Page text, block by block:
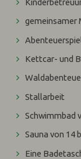
gemeinsamer
Kettcar- und
Stallarbeit
Schwimmbad
Sauna von 14
Eine